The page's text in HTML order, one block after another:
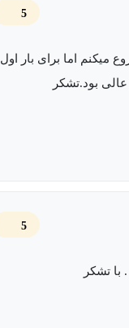
5
میکنم اما برای بار اول
عالی بود.تشکر
5
با تشکر